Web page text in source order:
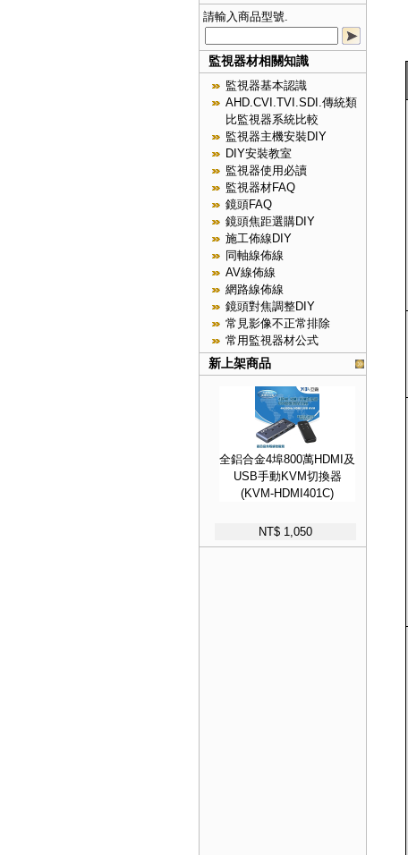
請輸入商品型號.
監視器材相關知識
監視器基本認識
AHD.CVI.TVI.SDI.傳統類
比監視器系統比較
監視器主機安裝DIY
DIY安裝教室
監視器使用必讀
監視器材FAQ
鏡頭FAQ
鏡頭焦距選購DIY
施工佈線DIY
同軸線佈線
AV線佈線
網路線佈線
鏡頭對焦調整DIY
常見影像不正常排除
常用監視器材公式
新上架商品
全鋁合金4埠800萬HDMI及
USB手動KVM切換器
(KVM-HDMI401C)
NT$ 1,050